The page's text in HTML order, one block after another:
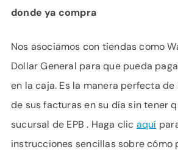
donde ya compra
Nos asociamos con tiendas como
Dollar General para que pueda
en la caja. Es la manera perfecta
de sus facturas en su día sin tener
sucursal de EPB . Haga clic aquí
instrucciones sencillas sobre cómo